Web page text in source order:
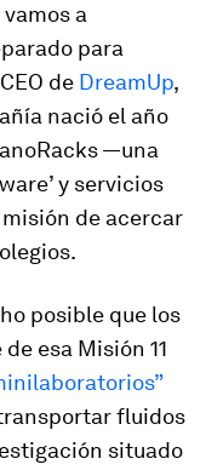
a
para
de DreamUp,
nació el año
—una
y servicios
de acercar
posible que los
esa Misión 11
fluidos
situado